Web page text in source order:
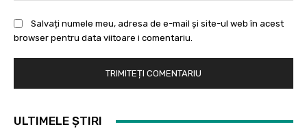
Salvați numele meu, adresa de e-mail și site-ul web în acest
browser pentru data viitoare i comentariu.
ULTIMELE ȘTIRI